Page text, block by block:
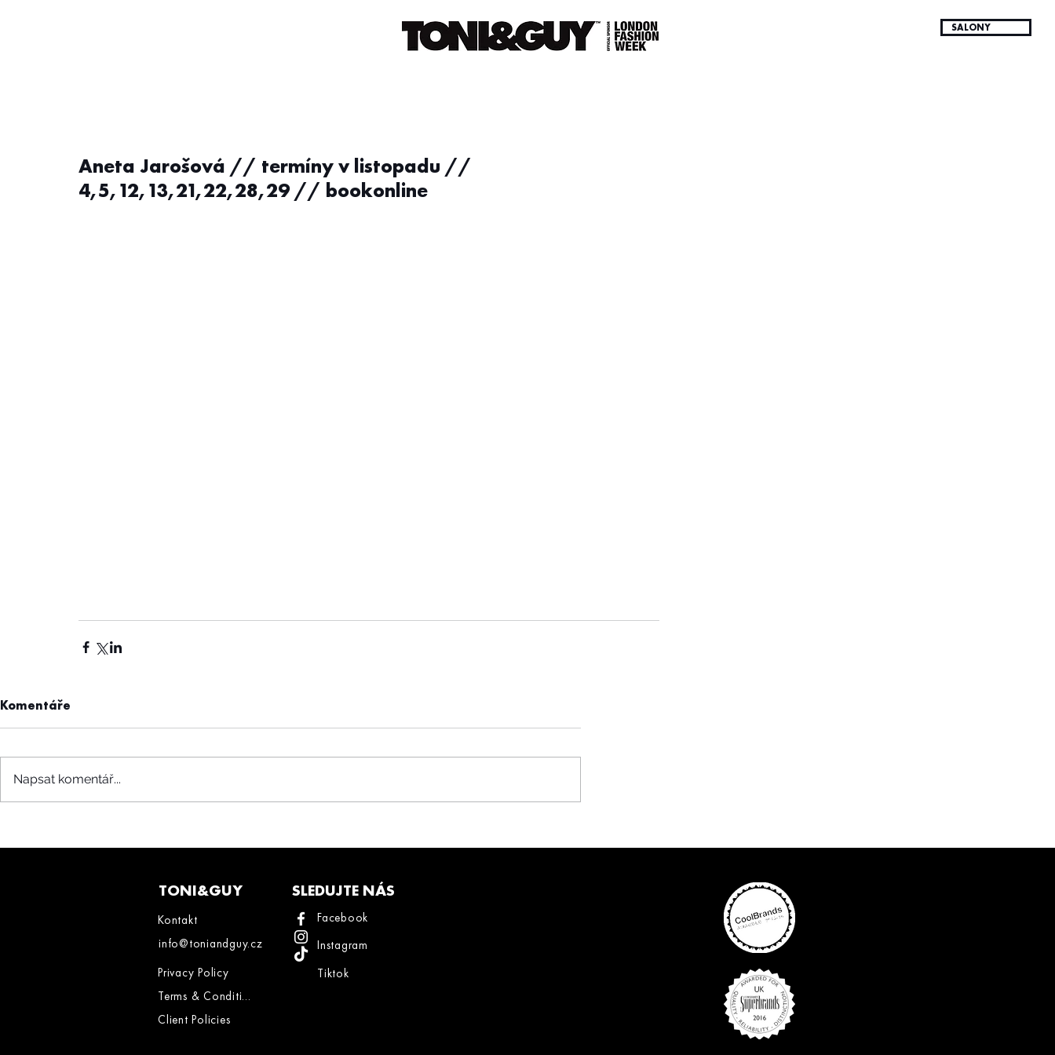
SALONY
Aneta Jarošová // termíny v listopadu //
4,5,12,13,21,22,28,29 // bookonline
Komentáře
Napsat komentář...
TONI&GUY
Kontakt
info@toniandguy.cz
Privacy Policy
Terms & Conditions
Client Policies
SLEDUJTE NÁS
Facebook
Instagram
Tiktok